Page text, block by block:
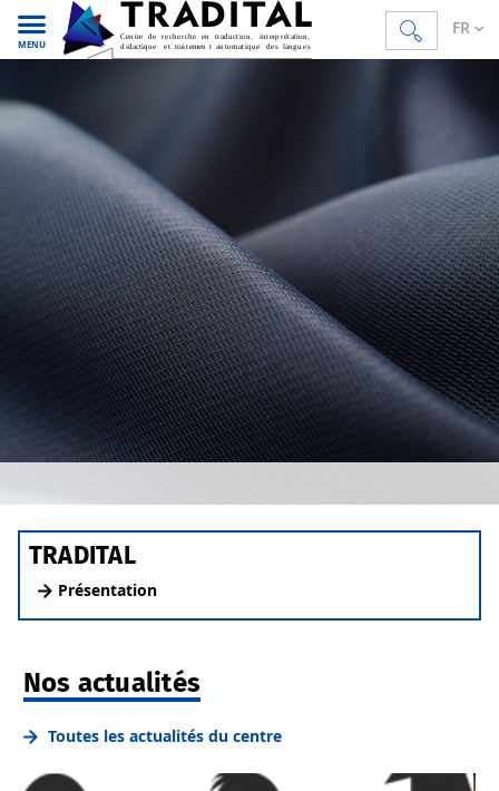
FR
MENU
TRADITAL
Présentation
Nos actualités
Toutes les actualités du centre